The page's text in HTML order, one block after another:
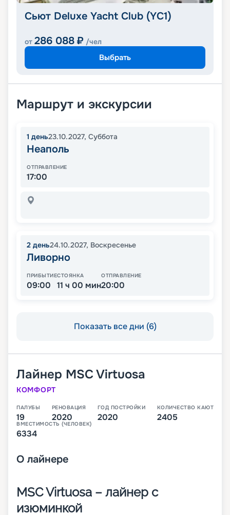
Сьют Deluxe Yacht Club (YC1)
от 286 088 ₽ /чел
Выбрать
Маршрут и экскурсии
1 день23.10.2027, Суббота
Неаполь
ОТПРАВЛЕНИЕ
17:00
2 день24.10.2027, Воскресенье
Ливорно
ПРИБЫТИЕ
09:00
СТОЯНКА
11 ч 00 мин
ОТПРАВЛЕНИЕ
20:00
Показать все дни (6)
Лайнер MSC Virtuosa
КОМФОРТ
ПАЛУБЫ
19
РЕНОВАЦИЯ
2020
ГОД ПОСТРОЙКИ
2020
КОЛИЧЕСТВО КАЮТ
2405
ВМЕСТИМОСТЬ (ЧЕЛОВЕК)
6334
О лайнере
MSC Virtuosa – лайнер с
изюминкой